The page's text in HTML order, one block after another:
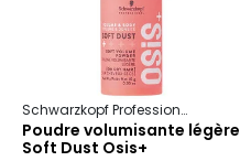
Schwarzkopf Professional
Poudre volumisante légère
Soft Dust Osis+